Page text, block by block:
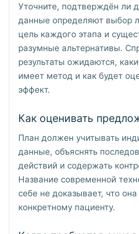
Уточните, подтверждён ли
данные определяют выбор
цель каждого этапа и
разумные альтернативы.
результаты ожидаются,
имеет метод и как будет
эффект.
Как оценивать
План должен учитывать
данные, объяснять
действий и содержать
Название современной
себе не доказывает, что
конкретному пациенту.